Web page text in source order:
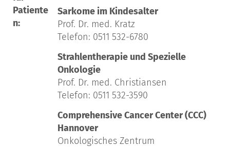
Patiente
n:
Sarkome im Kindesalter
Prof. Dr. med. Kratz
Telefon: 0511 532-6780
Strahlentherapie und Spezielle
Onkologie
Prof. Dr. med. Christiansen
Telefon: 0511 532-3590
Comprehensive Cancer Center (CCC)
Hannover
Onkologisches Zentrum